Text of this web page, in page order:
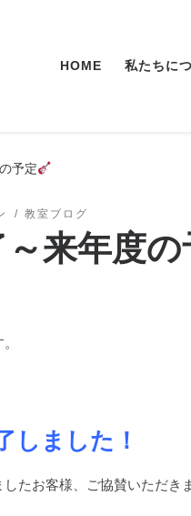
HOME 私たちに
予定
教室ブログ
来年度の
しました！
たお客様、ご協賛いただき